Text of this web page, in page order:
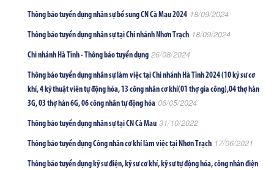
Thông báo tuyển dụng nhân sự bổ sung CN Cà Mau 2024 18/09/2024
Thông báo tuyển dụng nhân sự tại Chi nhánh Nhơn Trạch 18/09/2024
Chi nhánh Hà Tĩnh - Thông báo tuyển dụng 26/08/2024
Thông báo tuyển dụng nhân sự làm việc tại Chi nhánh Hà Tĩnh 2024 (10 kỹ sư cơ
khí, 4 kỹ thuật viên tự động hóa, 13 công nhân cơ khí(01 thợ gia công),04 thợ hàn
3G, 03 thợ hàn 6G, 06 công nhân tự động hóa 06/05/2024
Thông báo tuyển dụng nhân sự tại CN Cà Mau 31/10/2022
Thông báo tuyển dụng Công nhân cơ khí làm việc tại Nhơn Trạch 17/06/2021
Thông báo tuyển dụng kỹ sư điện, kỹ sư cơ khí, kỹ sư tự động hóa, công nhân điện